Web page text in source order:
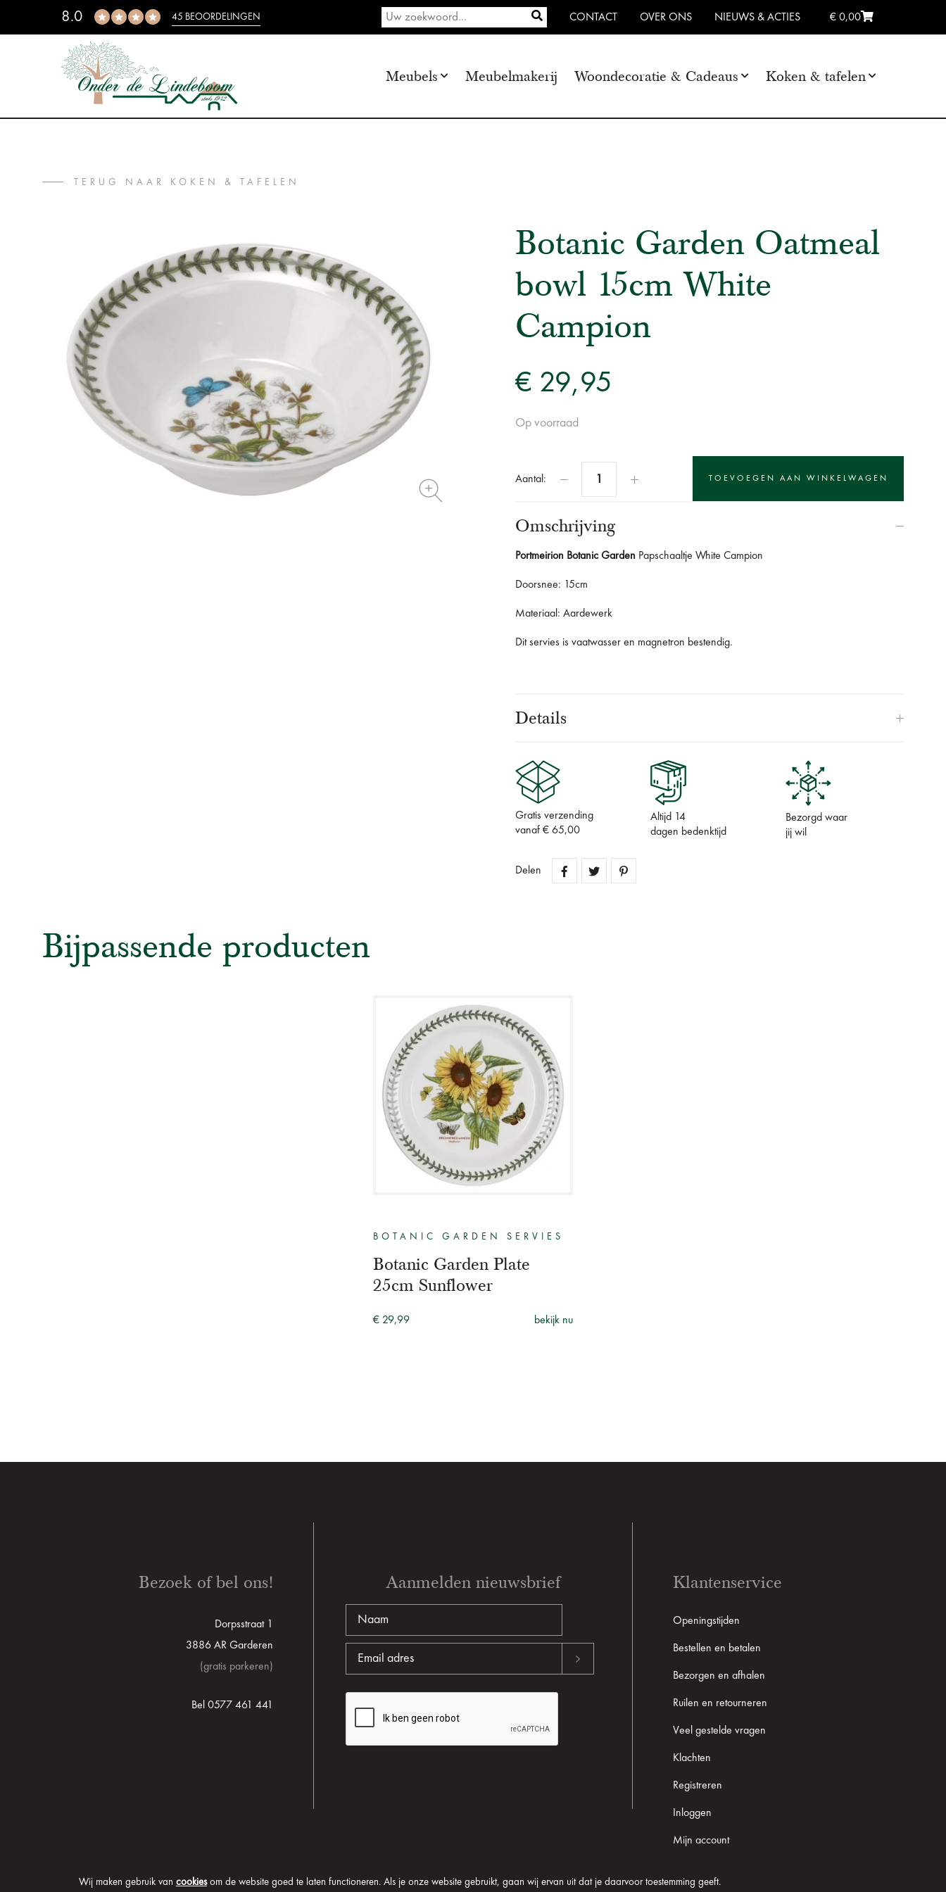
Wij maken gebruik van cookiesom de website goed te laten functioneren. Als je onze website gebruikt, gaan wij ervan uit dat je daarvoor toestemming geeft.
8.0 45 BEOORDELINGEN CONTACT OVER ONS NIEUWS & ACTIES € 0,00
Meubels Meubelmakerij Woondecoratie & Cadeaus Koken & tafelen
TERUG NAAR KOKEN & TAFELEN
Botanic Garden Oatmeal
bowl 15cm White
Campion
€ 29,95
Op voorraad
Aantal:
Omschrijving
Portmeirion Botanic Garden Papschaaltje White Campion
Doorsnee: 15cm
Materiaal: Aardewerk
Dit servies is vaatwasser en magnetron bestendig.
Details
Gratis verzending
vanaf € 65,00
Altijd 14
dagen bedenktijd
Bezorgd waar
jij wil
Delen
Bijpassende producten
BOTANIC GARDEN SERVIES
Botanic Garden Plate
25cm Sunflower
€ 29,99 bekijk nu
Aanmelden nieuwsbrief
Bezoek of bel ons!
Dorpsstraat 1
3886 AR Garderen
(gratis parkeren)
Bel 0577 461 441
Klantenservice
Openingstijden
Bestellen en betalen
Bezorgen en afhalen
Ruilen en retourneren
Veel gestelde vragen
Klachten
Registreren
Inloggen
Mijn account
© 2026 Onder de Lindeboom Algemene voorwaarden Disclaimer Privacy verklaring Cookie informatie